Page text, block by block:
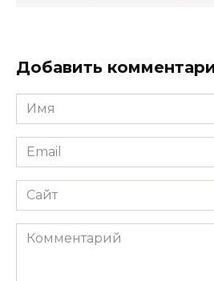
Добавить
Имя
Email
Сайт
Комментарий